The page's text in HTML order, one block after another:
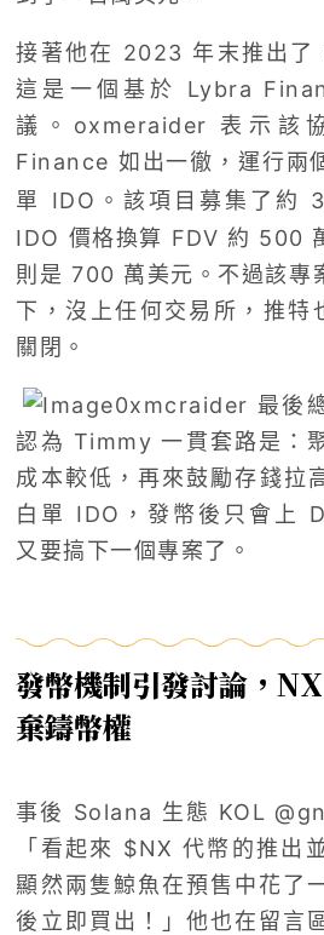
接著他在 2023 年末推出
這是一個基於 Lybra
議。oxmeraider 表示該
Finance 如出一徹，運行兩
單 IDO。該項目募集了約
IDO 價格換算 FDV 約 500
則是 700 萬美元。不過該專
下，沒上任何交易所，推特
關閉。
0xmcraider 最後
認為 Timmy 一貫套路是：
成本較低，再來鼓勵存錢拉
白單 IDO，發幣後只會上
又要搞下一個專案了。
發幣機制引發討論，
棄鑄幣權
事後 Solana 生態 KOL
「看起來 $NX 代幣的推出
顯然兩隻鯨魚在預售中花了
後立即買出！
」他也在留言